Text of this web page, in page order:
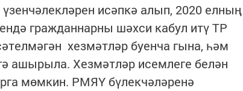
исәпкә алып, 2020 елның
гражданнарны шәхси кабул итү ТР
хезмәтләр буенча гына, һәм
ашырыла. Хезмәтләр исем­леге белән
мөмкин. РМЯҮ бүлекчәләренә